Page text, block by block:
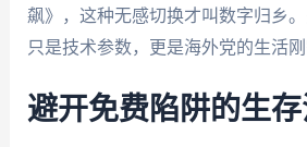
飙》，这种无感切换才叫数字归乡
只是技术参数，更是海外党的生活刚
避开免费陷阱的生存